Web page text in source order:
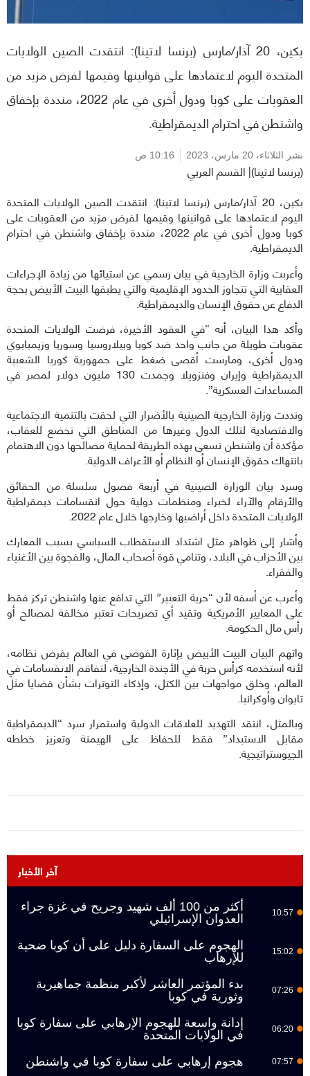
بكين، 20 آذار/مارس (برنسا لاتينا): انتقدت الصين الولايات
المتحدة اليوم لاعتمادها على قوانينها وقيمها لفرض مزيد من
العقوبات على كوبا ودول أخرى في عام 2022، منددة بإخفاق
واشنطن في احترام الديمقراطية.
نشر الثلاثاء، 20 مارس، 2023 10:16 ص
(برنسا لاتينا)| القسم العربي
بكين، 20 آذار/مارس (برنسا لاتينا): انتقدت الصين الولايات المتحدة
اليوم لاعتمادها على قوانينها وقيمها لفرض مزيد من العقوبات على
كوبا ودول أخرى في عام 2022، منددة بإخفاق واشنطن في احترام
الديمقراطية.
وأعربت وزارة الخارجية في بيان رسمي عن استيائها من زيادة الإجراءات
العقابية التي تتجاوز الحدود الإقليمية والتي يطبقها البيت الأبيض بحجة
الدفاع عن حقوق الإنسان والديمقراطية.
وأكد هذا البيان، أنه “في العقود الأخيرة، فرضت الولايات المتحدة
عقوبات طويلة من جانب واحد ضد كوبا وبيلاروسيا وسوريا وزيمبابوي
ودول أخرى، ومارست أقصى ضغط على جمهورية كوريا الشعبية
الديمقراطية وإيران وفنزويلا وجمدت 130 مليون دولار لمصر في
المساعدات العسكرية”.
ونددت وزارة الخارجية الصينية بالأضرار التي لحقت بالتنمية الاجتماعية
والاقتصادية لتلك الدول وغيرها من المناطق التي تخضع للعقاب،
مؤكدة أن واشنطن تسعى بهذه الطريقة لحماية مصالحها دون الاهتمام
بانتهاك حقوق الإنسان أو النظام أو الأعراف الدولية.
وسرد بيان الوزارة الصينية في أربعة فصول سلسلة من الحقائق
والأرقام والآراء لخبراء ومنظمات دولية حول انقسامات ديمقراطية
الولايات المتحدة داخل أراضيها وخارجها خلال عام 2022.
وأشار إلى ظواهر مثل اشتداد الاستقطاب السياسي بسبب المعارك
بين الأحزاب في البلاد، وتنامي قوة أصحاب المال، والفجوة بين الأغنياء
والفقراء.
وأعرب عن أسفه لأن “حرية التعبير” التي تدافع عنها واشنطن تركز فقط
على المعايير الأمريكية وتقيد أي تصريحات تعتبر مخالفة لمصالح أو
رأس مال الحكومة.
واتهم البيان البيت الأبيض بإثارة الفوضى في العالم بفرض نظامه،
لأنه استخدمه كرأس حربة في الأجندة الخارجية، لتفاقم الانقسامات في
العالم، وخلق مواجهات بين الكتل، وإذكاء التوترات بشأن قضايا مثل
تايوان وأوكرانيا.
وبالمثل، انتقد التهديد للعلاقات الدولية واستمرار سرد “الديمقراطية
مقابل الاستبداد” فقط للحفاظ على الهيمنة وتعزيز خططه
الجيوستراتيجية.
آخر الأخبار
10:57
أكثر من 100 ألف شهيد وجريح في غزة جراء
العدوان الإسرائيلي
15:02
الهجوم على السفارة دليل على أن كوبا ضحية
للإرهاب
07:26
بدء المؤتمر العاشر لأكبر منظمة جماهيرية
وثورية في كوبا
06:20
إدانة واسعة للهجوم الإرهابي على سفارة كوبا
في الولايات المتحدة
07:57 هجوم إرهابي على سفارة كوبا في واشنطن